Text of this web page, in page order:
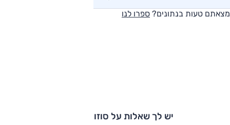
מצאתם טעות בנתונים? ספרו לנו
יש לך שאלות על סוזוקי ג'ימני?